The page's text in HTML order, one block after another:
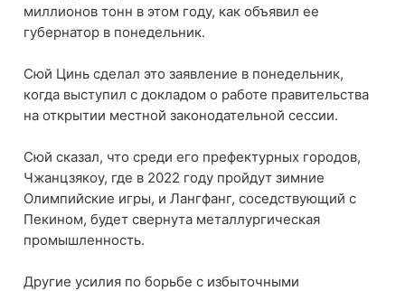
миллионов тонн в этом году, как объявил ее
губернатор в понедельник.
Сюй Цинь сделал это заявление в понедельник,
когда выступил с докладом о работе правительства
на открытии местной законодательной сессии.
Сюй сказал, что среди его префектурных городов,
Чжанцзякоу, где в 2022 году пройдут зимние
Олимпийские игры, и Лангфанг, соседствующий с
Пекином, будет свернута металлургическая
промышленность.
Другие усилия по борьбе с избыточными